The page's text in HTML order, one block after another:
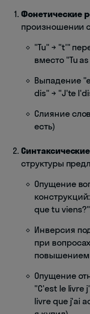
Фонетические
произношении
"Tu" → "t'"
вместо "Tu
Выпадение
dis" → "J'te
Слияние
есть)
структуры
Опущение
que tu
Инверсия
при
повышением
Опущение
"C'est le livre
livre que j'ai